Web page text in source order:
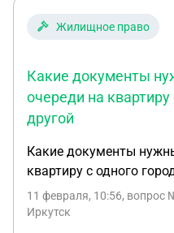
Жилищное право
Какие документы
очереди на квартиру
другой
Какие документы
квартиру с одного
11 февраля, 10:56, вопрос
Иркутск